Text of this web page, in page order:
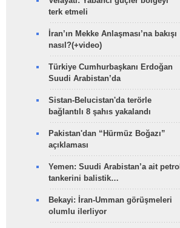
terk etmeli
İran’ın Mekke Anlaşması’na bakışı
nasıl?(+video)
Türkiye Cumhurbaşkanı Erdoğan
Suudi Arabistan’da
Sistan-Belucistan'da terörle
bağlantılı 8 şahıs yakalandı
Pakistan'dan “Hürmüz Boğazı”
açıklaması
Yemen: Suudi Arabistan’a ait petrol
tankerini balistik…
Bekayi: İran-Umman görüşmeleri
olumlu ilerliyor